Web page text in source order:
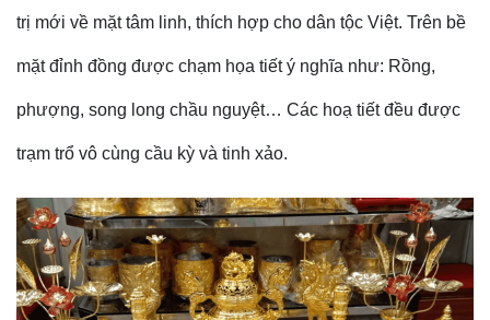
trị mới về mặt tâm linh, thích hợp cho dân tộc Việt. Trên bề
mặt đỉnh đồng được chạm họa tiết ý nghĩa như: Rồng,
phượng, song long chầu nguyệt… Các hoạ tiết đều được
trạm trổ vô cùng cầu kỳ và tinh xảo.